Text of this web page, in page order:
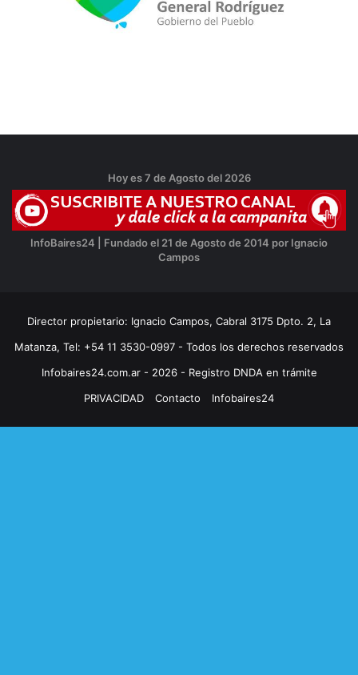
Hoy es 7 de Agosto del 2026
InfoBaires24 | Fundado el 21 de Agosto de 2014 por Ignacio
Campos
Director propietario: Ignacio Campos, Cabral 3175 Dpto. 2, La
Matanza, Tel: +54 11 3530-0997 - Todos los derechos reservados
Infobaires24.com.ar - 2026 - Registro DNDA en trámite
PRIVACIDAD
Contacto Infobaires24